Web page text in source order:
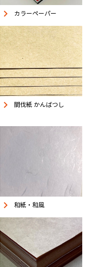
keyboard_arrow_right カラーペーパー
keyboard_arrow_right 間伐紙 かんばつし
keyboard_arrow_right 和紙・和風